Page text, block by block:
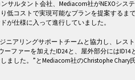
サルタント会社、Mediacom社がNEXOシス
低コストで実現可能なプランを提案するま
が仕様に入って進行していました。
ニアリングサポートチームと協力し、レス
ーファーを加えたID24と、屋外部分にはID14
ました。”とMediacom社のChristophe Chary